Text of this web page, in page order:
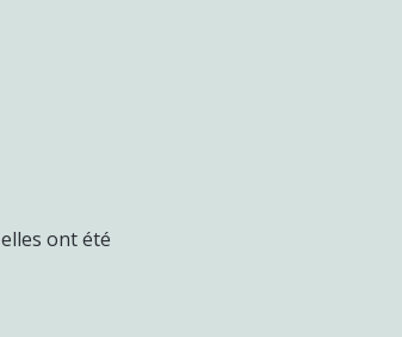
ont été